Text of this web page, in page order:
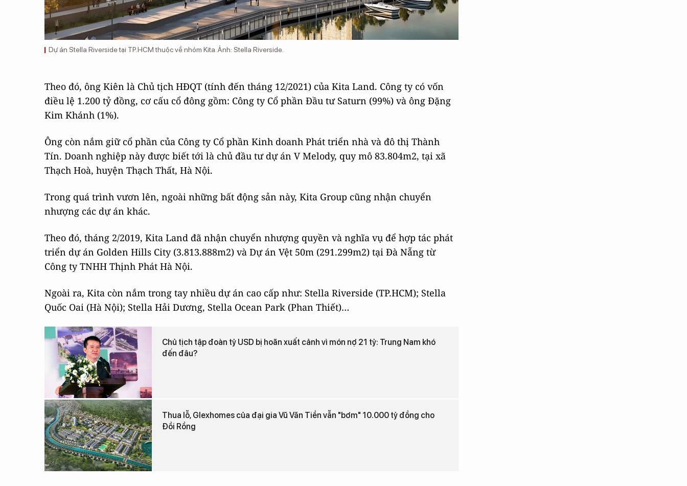
Dự án Stella Riverside tại TP.HCM thuộc về nhóm Kita. Ảnh: Stella Riverside.
Theo đó, ông Kiên là Chủ tịch HĐQT (tính đến tháng 12/2021) của Kita Land. Công ty có vốn
điều lệ 1.200 tỷ đồng, cơ cấu cổ đông gồm: Công ty Cổ phần Đầu tư Saturn (99%) và ông Đặng
Kim Khánh (1%).
Ông còn nắm giữ cổ phần của Công ty Cổ phần Kinh doanh Phát triển nhà và đô thị Thành
Tín. Doanh nghiệp này được biết tới là chủ đầu tư dự án V Melody, quy mô 83.804m2, tại xã
Thạch Hoà, huyện Thạch Thất, Hà Nội.
Trong quá trình vươn lên, ngoài những bất động sản này, Kita Group cũng nhận chuyển
nhượng các dự án khác.
Theo đó, tháng 2/2019, Kita Land đã nhận chuyển nhượng quyền và nghĩa vụ để hợp tác phát
triển dự án Golden Hills City (3.813.888m2) và Dự án Vệt 50m (291.299m2) tại Đà Nẵng từ
Công ty TNHH Thịnh Phát Hà Nội.
Ngoài ra, Kita còn nắm trong tay nhiều dự án cao cấp như: Stella Riverside (TP.HCM); Stella
Quốc Oai (Hà Nội); Stella Hải Dương, Stella Ocean Park (Phan Thiết)…
Chủ tịch tập đoàn tỷ USD bị hoãn xuất cảnh vì món nợ 21 tỷ: Trung Nam khó
đến đâu?
Thua lỗ, Glexhomes của đại gia Vũ Văn Tiền vẫn "bơm" 10.000 tỷ đồng cho
Đồi Rồng